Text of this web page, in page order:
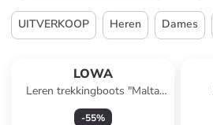
UITVERKOOP Heren Dames
LOWA
Leren trekkingboots "Malta
GTX" grijs
-55%